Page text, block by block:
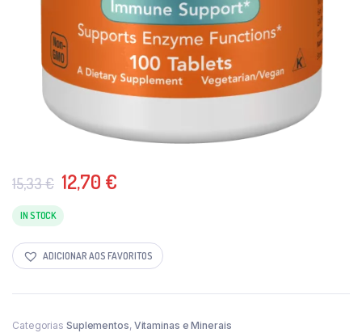
15,33€ O
original
era:
15,33 €.
12,70 €
é:
12,70 €.
IN STOCK
ADICIONAR AOS FAVORITOS
Categorias Suplementos, Vitaminas e Minerais